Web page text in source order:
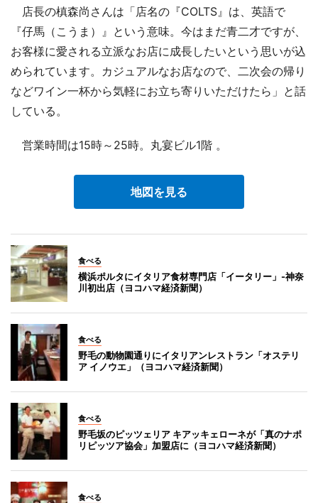
店長の槙森尚さんは「店名の『COLTS』は、英語で
『仔馬（こうま）』という意味。今はまだ青二才ですが、
お客様に愛される立派なお店に成長したいという思いが込
められています。カジュアルなお店なので、二次会の帰り
などワイン一杯から気軽にお立ち寄りいただけたら」と話
している。
営業時間は15時～25時。丸宴ビル1階 。
地図を見る
食べる
横浜ポルタにイタリア食材専門店「イータリー」-神奈
川初出店（ヨコハマ経済新聞）
食べる
野毛の動物園通りにイタリアンレストラン「オステリ
ア イノウエ」（ヨコハマ経済新聞）
食べる
野毛坂のピッツェリア キアッキェローネが「真のナポ
リピッツア協会」加盟店に（ヨコハマ経済新聞）
食べる